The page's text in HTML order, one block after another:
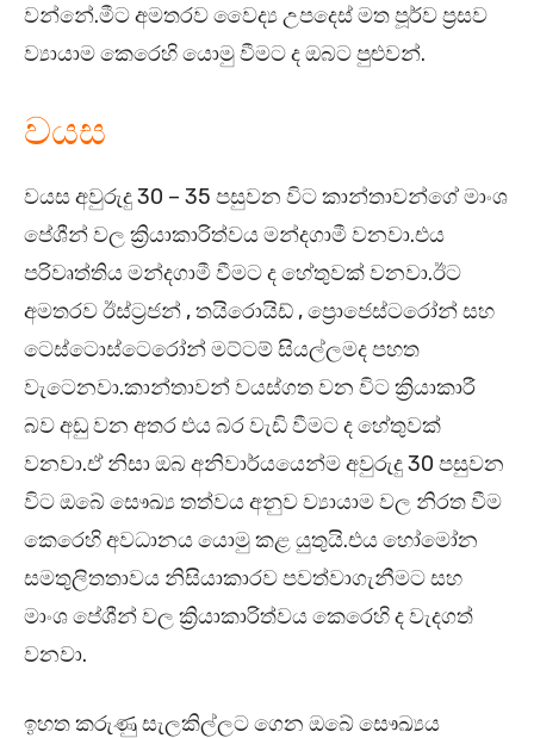
වන්නේ.මීට අමතරව වෛද්‍ය උපදෙස් මත පූර්ව ප්‍රසව
ව්‍යායාම කෙරෙහි යොමු වීමට ද ඔබට පුළුවන්.
වයස
වයස අවුරුදු 30 – 35 පසුවන විට කාන්තාවන්ගේ මාංශ
පේශීන් වල ක්‍රියාකාරිත්වය මන්දගාමී වනවා.එය
පරිවෘත්තිය මන්දගාමී වීමට ද හේතුවක් වනවා.ඊට
අමතරව ඊස්ට්‍රජන් , තයිරොයිඩ් , ප්‍රොජෙස්ටරෝන් සහ
ටෙස්ටොස්ටෙරෝන් මට්ටම් සියල්ලමද පහත
වැටෙනවා.කාන්තාවන් වයස්ගත වන විට ක්‍රියාකාරී
බව අඩු වන අතර එය බර වැඩි වීමට ද හේතුවක්
වනවා.ඒ නිසා ඔබ අනිවාර්යයෙන්ම අවුරුදු 30 පසුවන
විට ඔබේ සෞඛ්‍ය තත්වය අනුව ව්‍යායාම වල නිරත වීම
කෙරෙහි අවධානය යොමු කළ යුතුයි.එය හෝමෝන
සමතුලිතතාවය නිසියාකාරව පවත්වාගැනීමට සහ
මාංශ පේශීන් වල ක්‍රියාකාරිත්වය කෙරෙහි ද වැදගත්
වනවා.
ඉහත කරුණු සැලකිල්ලට ගෙන ඔබේ සෞඛ්‍යය